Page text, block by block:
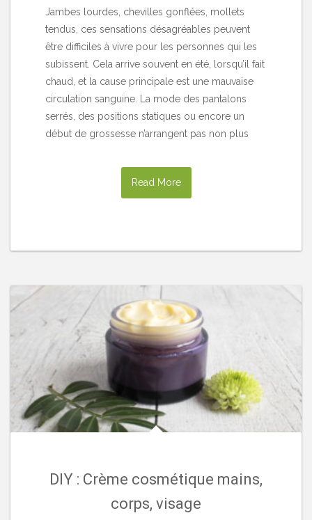
Jambes lourdes, chevilles gonflées, mollets
tendus, ces sensations désagréables peuvent
être difficiles à vivre pour les personnes qui les
subissent. Cela arrive souvent en été, lorsqu’il fait
chaud, et la cause principale est une mauvaise
circulation sanguine. La mode des pantalons
serrés, des positions statiques ou encore un
début de grossesse n’arrangent pas non plus
Read More
DIY : Crème cosmétique mains,
corps, visage